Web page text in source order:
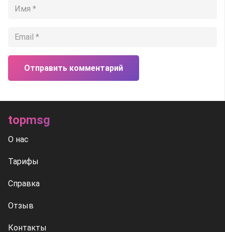
Отправить комментарий
topmsg
О нас
Тарифы
Справка
Отзыв
Контакты